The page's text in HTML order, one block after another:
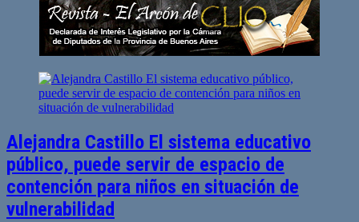
Alejandra Castillo El sistema educativo
público, puede servir de espacio de
contención para niños en situación de
vulnerabilidad